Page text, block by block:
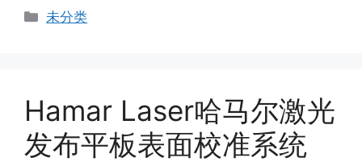
分
未分类
Hamar Laser哈马尔激光
发布平板表面校准系统